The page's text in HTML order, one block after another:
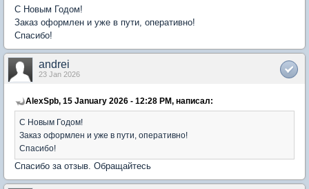
С Новым Годом!
Заказ оформлен и уже в пути, оперативно!
Спасибо!
andrei
23 Jan 2026
AlexSpb, 15 January 2026 - 12:28 PM, написал:
С Новым Годом!
Заказ оформлен и уже в пути, оперативно!
Спасибо!
Спасибо за отзыв. Обращайтесь